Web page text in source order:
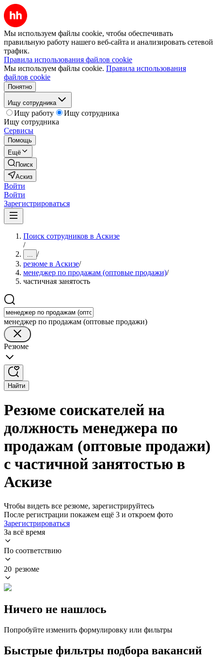
Мы используем файлы cookie, чтобы обеспечивать
правильную работу нашего веб-сайта и анализировать сетевой
трафик.
Правила использования файлов cookie
Мы используем файлы cookie. Правила использования
файлов cookie
Понятно
Ищу сотрудника
Ищу работу
Ищу сотрудника
Ищу сотрудника
Сервисы
Помощь
Ещё
Поиск
Аскиз
Войти
Войти
Зарегистрироваться
Поиск сотрудников в Аскизе
/
... /
резюме в Аскизе/
менеджер по продажам (оптовые продажи)/
частичная занятость
менеджер по продажам (оптовые продажи)
Резюме
Найти
Резюме соискателей на
должность менеджера по
продажам (оптовые продажи)
с частичной занятостью в
Аскизе
Чтобы видеть все резюме, зарегистрируйтесь
После регистрации покажем ещё 3 и откроем фото
Зарегистрироваться
За всё время
По соответствию
20 резюме
Ничего не нашлось
Попробуйте изменить формулировку или фильтры
Быстрые фильтры подбора вакансий